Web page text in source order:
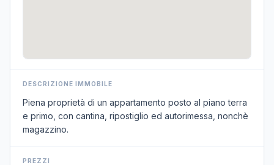
DESCRIZIONE IMMOBILE
Piena proprietà di un appartamento posto al piano terra
e primo, con cantina, ripostiglio ed autorimessa, nonchè
magazzino.
PREZZI